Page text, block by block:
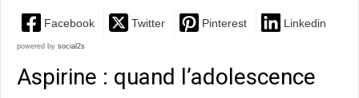
Facebook Twitter Pinterest Linkedin
powered by social2s
Aspirine : quand l’adolescence